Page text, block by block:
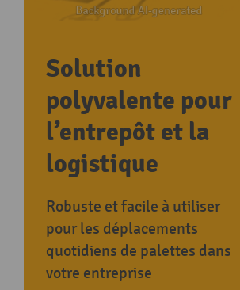
Solution
polyvalente pour
l’entrepôt et la
logistique
Robuste et facile à utiliser
pour les déplacements
quotidiens de palettes dans
votre entreprise